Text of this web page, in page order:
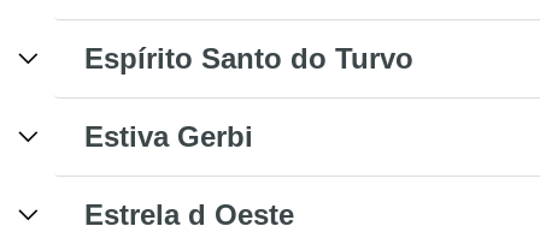
Espírito Santo do Turvo
Estiva Gerbi
Estrela d Oeste